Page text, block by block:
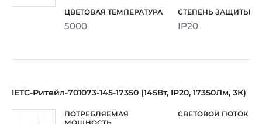
5000 IP20
IETC-Ритейл-701073-145-17350 (145Вт, IP20, 17350Лм, 3К)